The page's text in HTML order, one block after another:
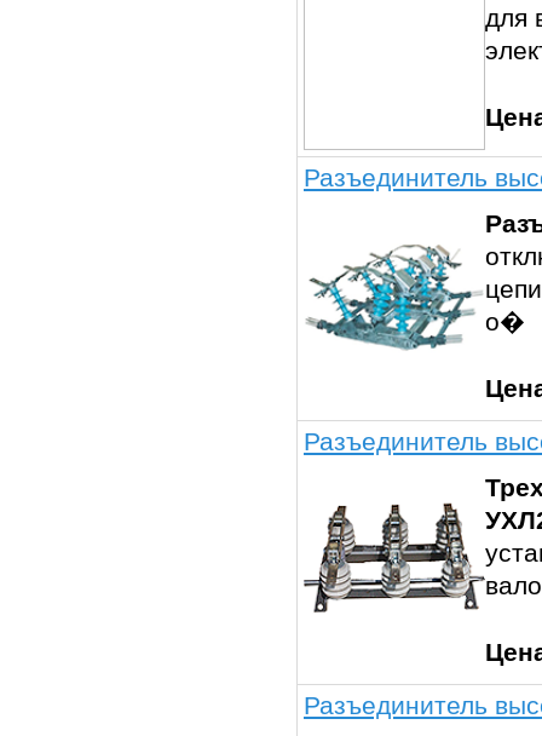
для
Разъединитель
о�
Разъединитель
Разъединитель